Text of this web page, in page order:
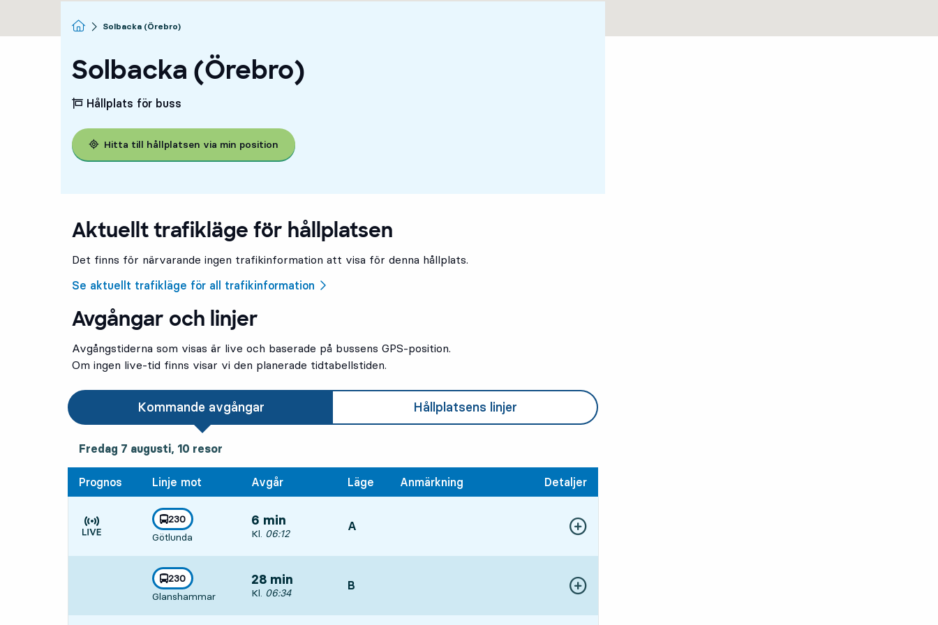
Startsida
Solbacka (Örebro)
Solbacka (Örebro)
Hållplats för buss
Hitta till hållplatsen via min position
Aktuellt trafikläge för hållplatsen
Det finns för närvarande ingen trafikinformation att visa för denna hållplats.
Se aktuellt trafikläge för all trafikinformation
Avgångar och linjer
Avgångstiderna som visas är live och baserade på bussens GPS-position.
Om ingen live-tid finns visar vi den planerade tidtabellstiden.
Kommande avgångar Hållplatsens linjer
fredag 7 augusti, 10 resor
Fredag 7 augusti, 10 resor
Prognos Linje mot Avgår Läge Anmärkning Detaljer
Tiden är prognos
linje
230
mot
Götlunda
,
6 min
Avgår, Kl. 06:12, om 6 min
Kl. 06:12
LÄGE,
A Visa fler detaljer
linje
230
mot
Glanshammar
,
28 min
Avgår, Kl. 06:34, om 28 min
Kl. 06:34
LÄGE,
B Visa fler detaljer